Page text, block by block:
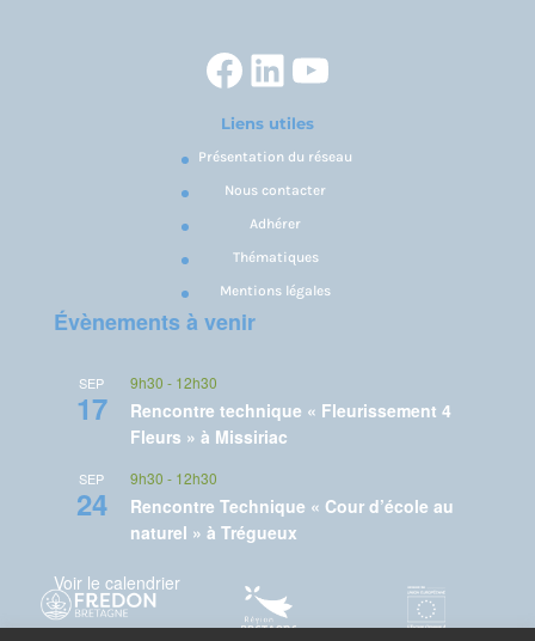
Facebook
LinkedIn
YouTube
Liens utiles
Présentation du réseau
Nous contacter
Adhérer
Thématiques
Mentions légales
Évènements à venir
SEP
17
9h30 - 12h30
Rencontre technique « Fleurissement 4
Fleurs » à Missiriac
SEP
24
9h30 - 12h30
Rencontre Technique « Cour d’école au
naturel » à Trégueux
Voir le calendrier